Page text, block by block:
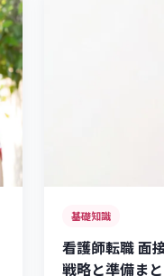
基礎知識
看護師転職 面
戦略と準備まと